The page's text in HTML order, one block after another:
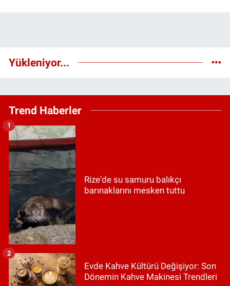
Yükleniyor...
Trend Haberler
Rize'de su samuru balıkçı
barınaklarını mesken tuttu
1
Evde Kahve Kültürü Değişiyor: Son
Dönemin Kahve Makinesi Trendleri
2